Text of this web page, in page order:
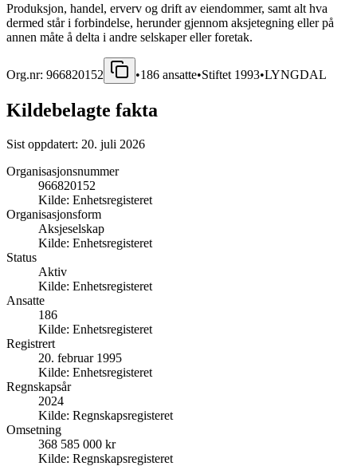
Produksjon, handel, erverv og drift av eiendommer, samt alt hva
dermed står i forbindelse, herunder gjennom aksjetegning eller på
annen måte å delta i andre selskaper eller foretak.
Org.nr: 966820152 •186 ansatte•Stiftet 1993•LYNGDAL
Kildebelagte fakta
Sist oppdatert: 20. juli 2026
Organisasjonsnummer
966820152
Kilde: Enhetsregisteret
Organisasjonsform
Aksjeselskap
Kilde: Enhetsregisteret
Status
Aktiv
Kilde: Enhetsregisteret
Ansatte
186
Kilde: Enhetsregisteret
Registrert
20. februar 1995
Kilde: Enhetsregisteret
Regnskapsår
2024
Kilde: Regnskapsregisteret
Omsetning
368 585 000 kr
Kilde: Regnskapsregisteret